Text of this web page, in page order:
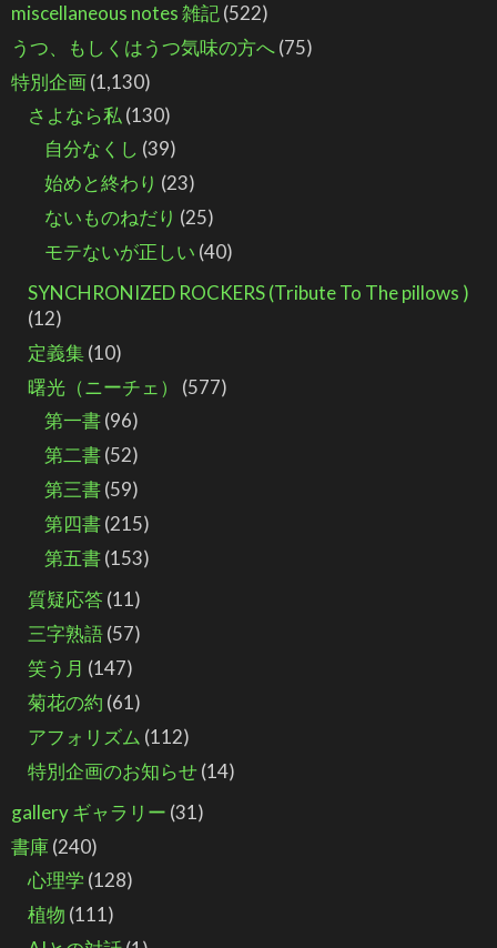
miscellaneous notes 雑記(522)
うつ、もしくはうつ気味の方へ(75)
特別企画(1,130)
さよなら私 (130)
自分なくし (39)
始めと終わり (23)
ないものねだり (25)
モテないが正しい (40)
SYNCHRONIZED ROCKERS (Tribute To The pillows )
(12)
定義集(10)
曙光（ニーチェ）
(577)
第一書(96)
第二書(52)
第三書(59)
第四書(215)
第五書(153)
質疑応答(11)
三字熟語(57)
笑う月 (147)
菊花の約 (61)
アフォリズム (112)
特別企画のお知らせ(14)
gallery ギャラリー (31)
書庫(240)
心理学 (128)
植物 (111)